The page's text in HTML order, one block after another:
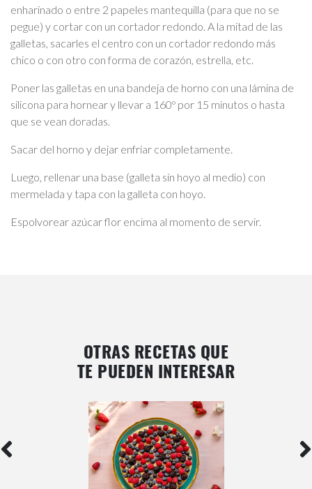
enharinado o entre 2 papeles mantequilla (para que no se
pegue) y cortar con un cortador redondo. A la mitad de las
galletas, sacarles el centro con un cortador redondo más
chico o con otro con forma de corazón, estrella, etc.
Poner las galletas en una bandeja de horno con una lámina de
silicona para hornear y llevar a 160º por 15 minutos o hasta
que se vean doradas.
Sacar del horno y dejar enfriar completamente.
Luego, rellenar una base (galleta sin hoyo al medio) con
mermelada y tapa con la galleta con hoyo.
Espolvorear azúcar flor encima al momento de servir.
OTRAS RECETAS QUE
TE PUEDEN INTERESAR